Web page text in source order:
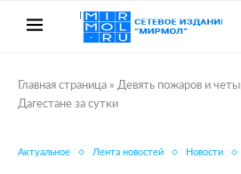
Главная страница » Девять пожаров и
Дагестане за сутки
Актуальное Лента новостей Новости